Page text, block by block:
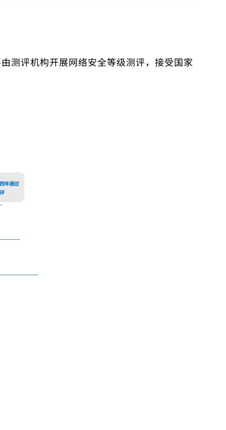
测评机构开展网络安全等级测评，接受国家